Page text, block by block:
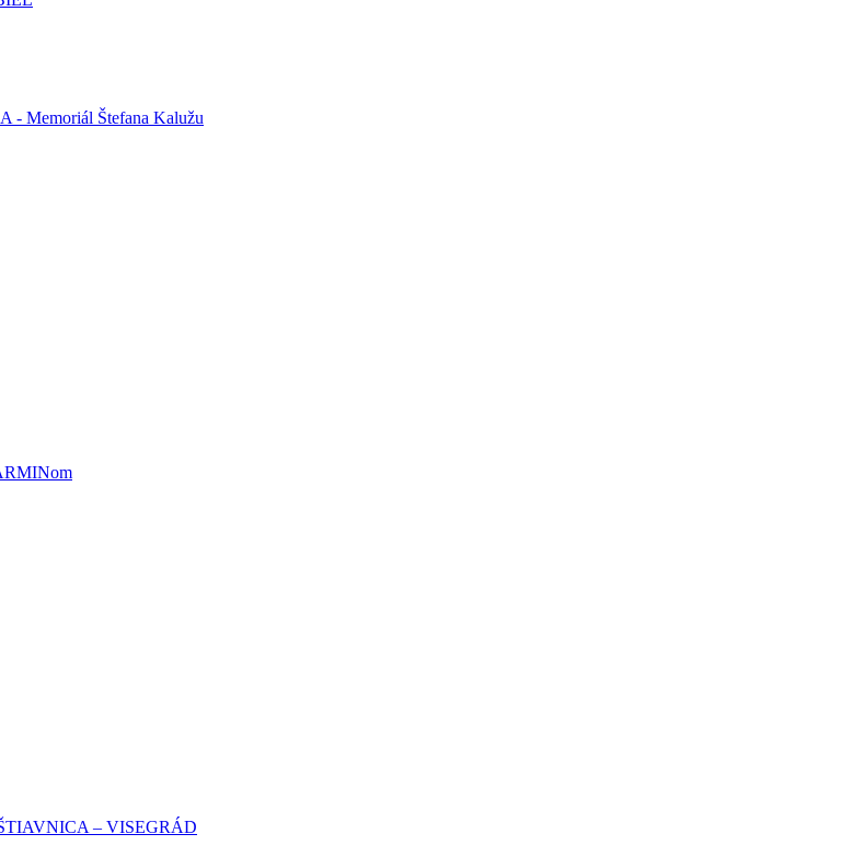
Memoriál Štefana Kalužu
– VISEGRÁD